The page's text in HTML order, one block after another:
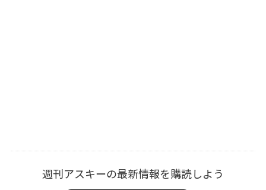
週刊アスキーの最新情報を購読しよう